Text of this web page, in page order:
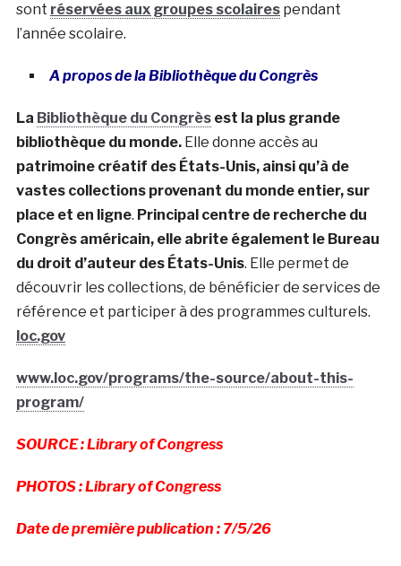
sont réservées aux groupes scolairespendant
l’année scolaire.
A propos de laBibliothèque du Congrès
La Bibliothèque du Congrèsest la plus grande
bibliothèque du monde.Elle donne accès au
patrimoine créatif des États-Unis, ainsi qu’à de
vastes collections provenant du monde entier, sur
place et en ligne. Principal centre de recherche du
Congrès américain, elle abrite également le Bureau
du droit d’auteur des États-Unis. Elle permet de
découvrir les collections, de bénéficier de services de
référence et participer à des programmes culturels.
loc.gov
www.loc.gov/programs/the-source/about-this-
program/
SOURCE : Library of Congress
PHOTOS : Library of Congress
Date de première publication : 7/5/26